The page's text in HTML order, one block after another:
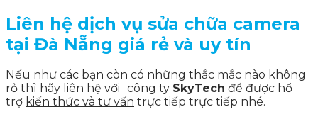
Liên hệ dịch vụ sửa chữa camera
tại Đà Nẵng giá rẻ và uy tín
Nếu như các bạn còn có những thắc mắc nào không
rỏ thì hãy liên hệ với công ty SkyTech để được hổ
trợ kiến thức và tư vấn trực tiếp trực tiếp nhé.